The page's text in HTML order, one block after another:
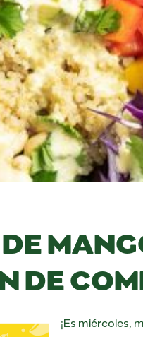
DE
¡Es miércoles,